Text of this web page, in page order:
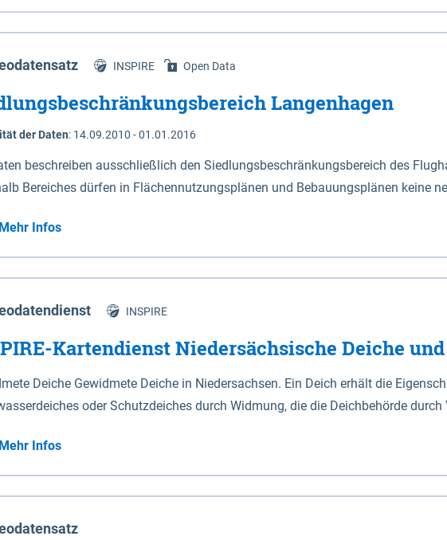
Niedersachsen (vgl. Abb. 4-1) entlang der Elbe zwischen Schnackenburg im
472,5 bei Schnackenburg bis 569 bei Lauenburg). Das
Dannenberg und Lüneburg.
INSPIRE Open Data
Langenhagen
der Daten: 14.09.2010 - 01.01.2016
beschreiben ausschließlich den Siedlungsbeschränkungsbereich des
Bereiches dürfen in Flächennutzungsplänen und Bebauungsplänen keine
Mehr Infos
INSPIRE
Kartendienst Niedersächsische Deiche
Deiche Gewidmete Deiche in Niedersachsen. Ein Deich erhält die
oder Schutzdeiches durch Widmung, die die Deichbehörde
Deiche gelten die Bestimmungen des Niedersächsischen Deichgesetzes
Sperrwerke Sperrwerke sind Bauwerke mit Sperrvorrichtungen in Tidegewässern, die dem
eines Gebietes vor erhöhten Tiden, vor allem vor Sturmfluten, zu dienen
Art erhält die Eigenschaft eines Sperrwerkes durch Widmung, die die
Mehr Infos